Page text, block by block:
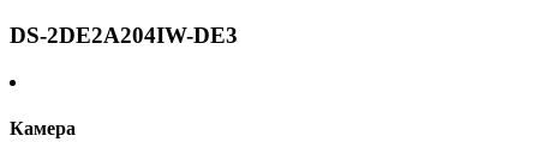
DE3
DS-2DE2A204IW-DE3
Камера